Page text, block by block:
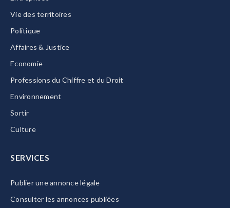
Vie des territoires
Politique
Affaires & Justice
Economie
Professions du Chiffre et du Droit
Environnement
Sortir
Culture
SERVICES
Publier une annonce légale
Consulter les annonces publiées